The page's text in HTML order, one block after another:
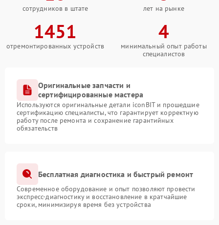
сотрудников в штате лет на рынке
1451
отремонтированных устройств
4
минимальный опыт работы
специалистов
Оригинальные запчасти и
сертифицированные мастера
Используются оригинальные детали iconBIT и прошедшие
сертификацию специалисты, что гарантирует корректную
работу после ремонта и сохранение гарантийных
обязательств
Бесплатная диагностика и быстрый ремонт
Современное оборудование и опыт позволяют провести
экспресс-диагностику и восстановление в кратчайшие
сроки, минимизируя время без устройства